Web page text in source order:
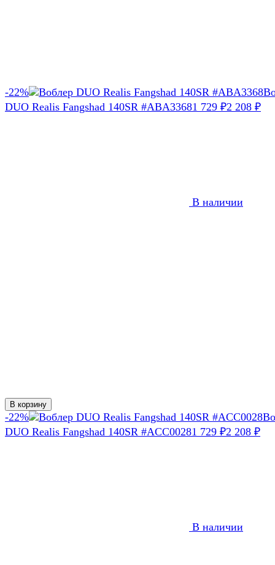
-22%
DUO Realis Fangshad 140SR #ABA33681 729 ₽2 208 ₽
В наличии
В корзину
-22%
DUO Realis Fangshad 140SR #ACC00281 729 ₽2 208 ₽
В наличии